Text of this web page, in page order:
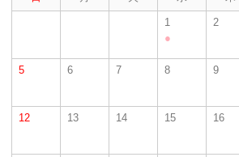
1
●
2
5 6 7 8 9
12 13 14 15 16